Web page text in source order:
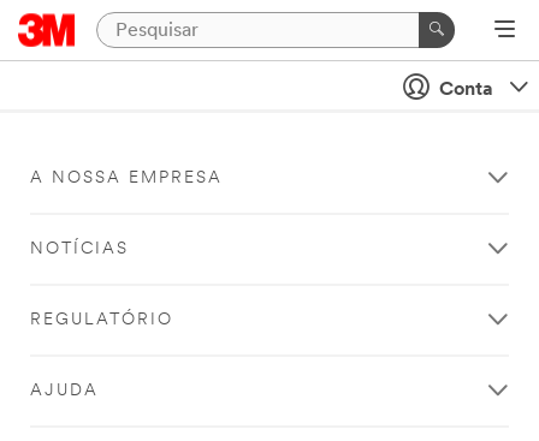
Conta
A NOSSA EMPRESA
NOTÍCIAS
REGULATÓRIO
AJUDA